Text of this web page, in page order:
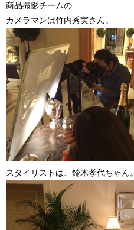
商品撮影チームの
カメラマンは竹内秀実さん。
スタイリストは、鈴木孝代ちゃん。